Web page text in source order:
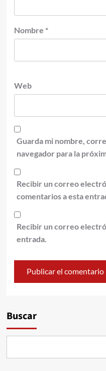
Nombre *
Web
Guarda mi nombre,
navegador para la
Recibir un correo
comentarios a esta
Recibir un correo
entrada.
Buscar